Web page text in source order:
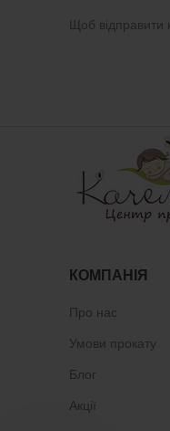
Щоб відправити
КОМПАНІЯ
Про нас
Умови прокату
Блог
Акції